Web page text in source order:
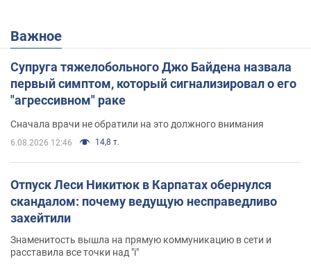
Важное
Супруга тяжелобольного Джо Байдена назвала
первый симптом, который сигнализировал о его
"агрессивном" раке
Сначала врачи не обратили на это должного внимания
6.08.2026 12:46 14,8 т.
Отпуск Леси Никитюк в Карпатах обернулся
скандалом: почему ведущую несправедливо
захейтили
Знаменитость вышла на прямую коммуникацию в сети и
расставила все точки над "i"